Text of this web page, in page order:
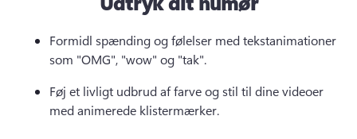
Formidl spænding og følelser med tekstanimationer
som "OMG", "wow" og "tak".
Føj et livligt udbrud af farve og stil til dine videoer
med animerede klistermærker.